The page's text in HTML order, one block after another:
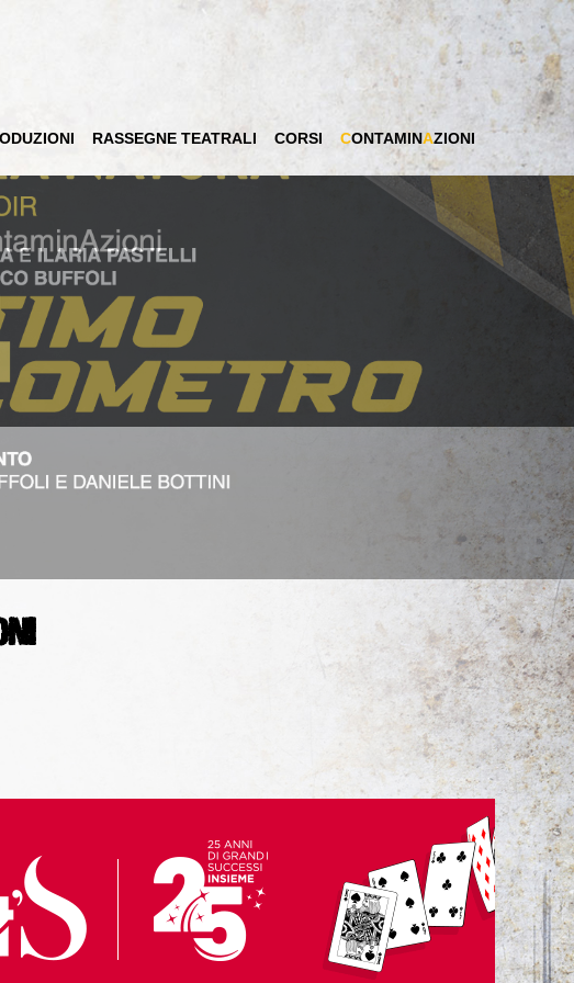
RASSEGNE TEATRALI CORSI CONTAMINAZIONI